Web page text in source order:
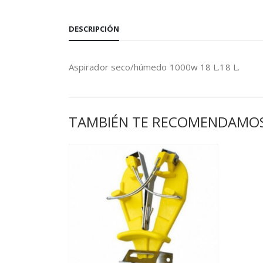
DESCRIPCIÓN
Aspirador seco/húmedo 1000w 18 L.18 L.
TAMBIÉN TE